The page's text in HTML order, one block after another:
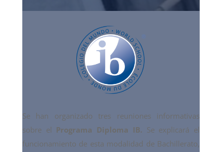
Se han organizado tres reuniones informativas
sobre el Programa Diploma IB. Se explicará el
funcionamiento de esta modalidad de Bachillerato,